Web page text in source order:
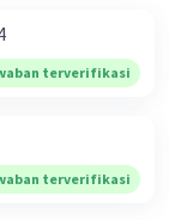
terverifikasi
terverifikasi